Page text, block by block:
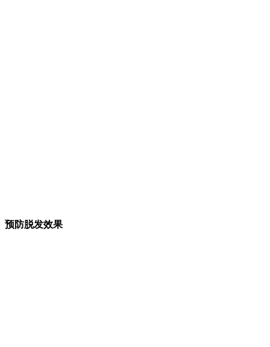
预防脱发效果